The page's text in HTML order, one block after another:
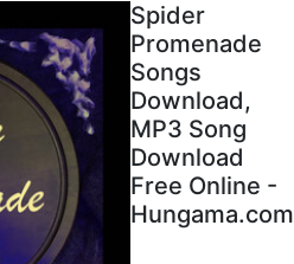
Spider
Promenade
Songs
Download,
MP3 Song
Download
Free Online -
Hungama.com